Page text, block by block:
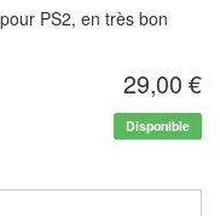
PS2, en très bon
29,00 €
Disponible